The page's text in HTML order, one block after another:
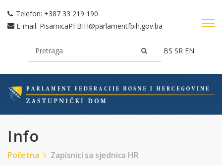
Telefon: +387 33 219 190
E-mail: PisarnicaPFBIH@parlamentfbih.gov.ba
BS SR EN
Info
Početna Zapisnici sa sjednica HR